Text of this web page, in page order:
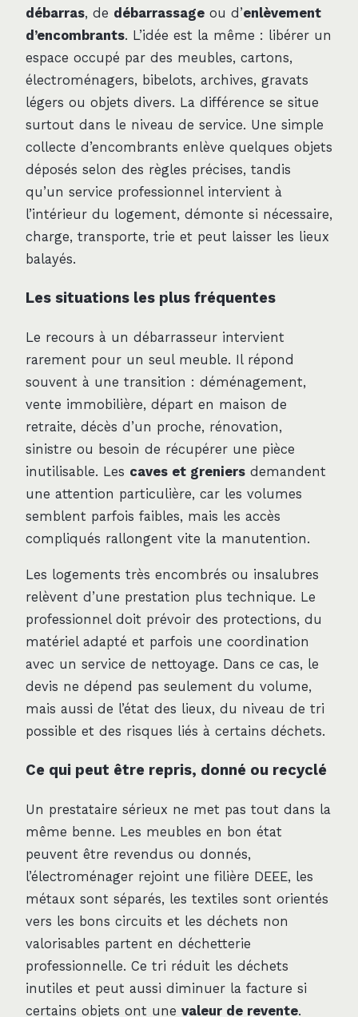
débarras, de débarrassage ou d’enlèvement
d’encombrants. L’idée est la même : libérer un
espace occupé par des meubles, cartons,
électroménagers, bibelots, archives, gravats
légers ou objets divers. La différence se situe
surtout dans le niveau de service. Une simple
collecte d’encombrants enlève quelques objets
déposés selon des règles précises, tandis
qu’un service professionnel intervient à
l’intérieur du logement, démonte si nécessaire,
charge, transporte, trie et peut laisser les lieux
balayés.
Les situations les plus fréquentes
Le recours à un débarrasseur intervient
rarement pour un seul meuble. Il répond
souvent à une transition : déménagement,
vente immobilière, départ en maison de
retraite, décès d’un proche, rénovation,
sinistre ou besoin de récupérer une pièce
inutilisable. Les caves et greniers demandent
une attention particulière, car les volumes
semblent parfois faibles, mais les accès
compliqués rallongent vite la manutention.
Les logements très encombrés ou insalubres
relèvent d’une prestation plus technique. Le
professionnel doit prévoir des protections, du
matériel adapté et parfois une coordination
avec un service de nettoyage. Dans ce cas, le
devis ne dépend pas seulement du volume,
mais aussi de l’état des lieux, du niveau de tri
possible et des risques liés à certains déchets.
Ce qui peut être repris, donné ou recyclé
Un prestataire sérieux ne met pas tout dans la
même benne. Les meubles en bon état
peuvent être revendus ou donnés,
l’électroménager rejoint une filière DEEE, les
métaux sont séparés, les textiles sont orientés
vers les bons circuits et les déchets non
valorisables partent en déchetterie
professionnelle. Ce tri réduit les déchets
inutiles et peut aussi diminuer la facture si
certains objets ont une valeur de revente.